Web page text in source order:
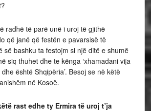
radhë të parë unë i uroj të gjithë
që janë që festën e pavarsisë të
së bashku ta festojm si një ditë e shumë
siq thuhet dhe te kënga ‘xhamadani vija
është Shqipëria’. Besoj se në këtë
në Kosoë.
rast edhe ty Ermira të uroj t’ja